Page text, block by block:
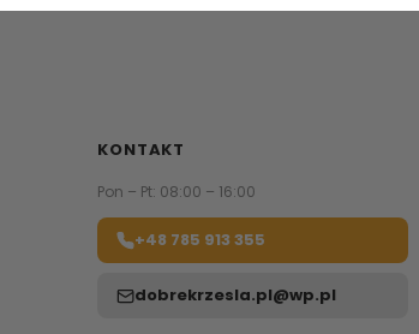
KONTAKT
Pon – Pt: 08:00 – 16:00
+48 785 913 355
dobrekrzesla.pl@wp.pl